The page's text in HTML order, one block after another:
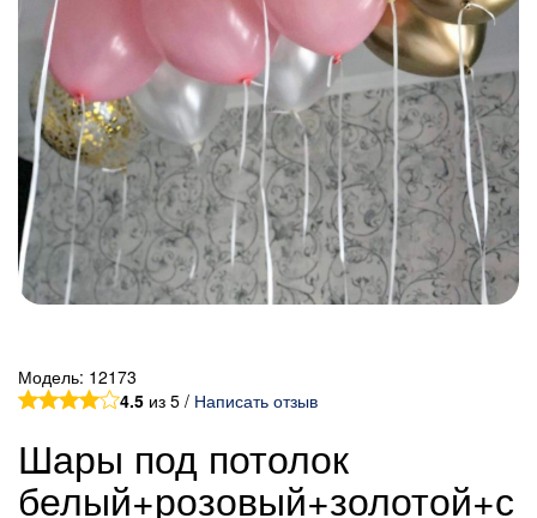
Модель: 12173
4.5 из 5 / Написать отзыв
Шары под потолок
белый+розовый+золотой+с